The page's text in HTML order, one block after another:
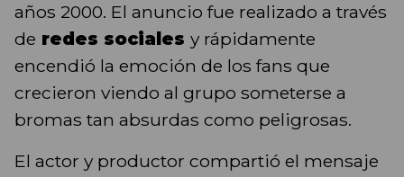
años 2000. El anuncio fue realizado a través
de redes sociales y rápidamente
encendió la emoción de los fans que
crecieron viendo al grupo someterse a
bromas tan absurdas como peligrosas.
El actor y productor compartió el mensaje